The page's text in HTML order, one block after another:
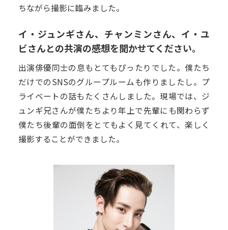
ちながら撮影に臨みました。
イ・ジュンギさん、チャンミンさん、イ・ユ
ビさんとの共演の感想を聞かせてください。
出演俳優同士の息もとてもぴったりでした。僕たち
だけでのSNSのグループルームも作りましたし。プ
ライベートの話もたくさんしました。現場では、ジ
ュンギ兄さんが僕たちより年上で先輩にも関わらず
僕たち後輩の面倒をとてもよく見てくれて、楽しく
撮影することができました。